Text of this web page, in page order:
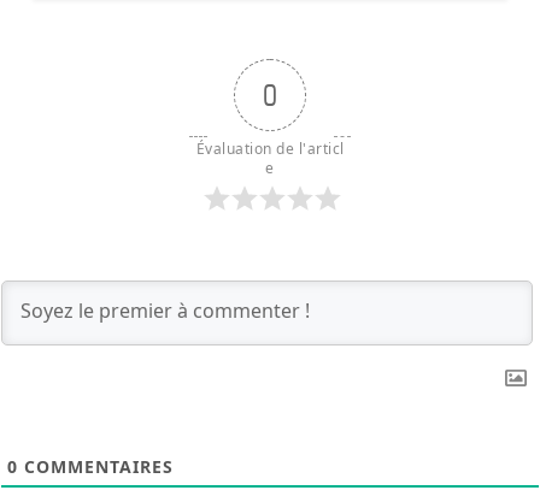
0
Évaluation de l'articl
e
0 COMMENTAIRES